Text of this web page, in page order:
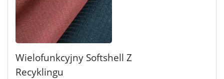
Wielofunkcyjny Softshell Z
Recyklingu